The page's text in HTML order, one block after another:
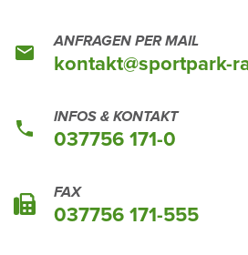
ANFRAGEN PER MAIL
kontakt@sport­park-
INFOS & KONTAKT
037756 171-0
FAX
037756 171-555